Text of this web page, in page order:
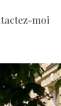
moi